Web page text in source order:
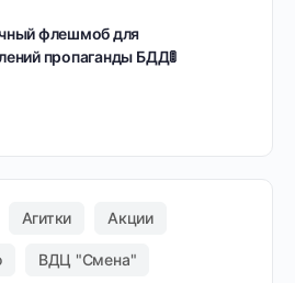
флешмоб для
пропаганды БДД🚦
Агитки Акции
ВДЦ "Смена"